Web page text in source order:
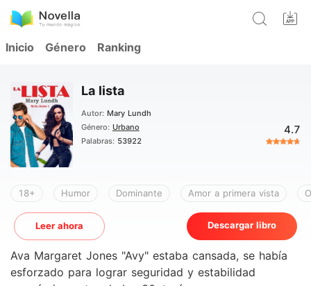
Inicio Género Ranking
La lista
Autor: Mary Lundh
Género: Urbano
Palabras: 53922
4.7
18+ Humor Dominante Amor a primera vista
Leer ahora Descargar libro
Ava Margaret Jones "Avy" estaba cansada, se había
esforzado para lograr seguridad y estabilidad